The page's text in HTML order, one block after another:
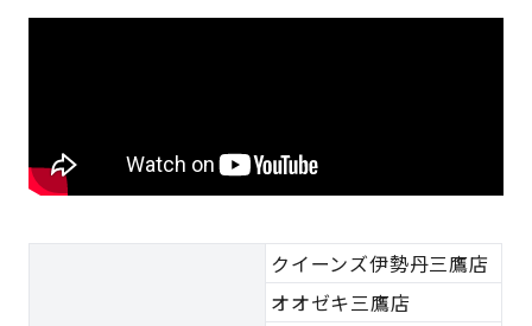
クイーンズ伊勢丹三鷹店
オオゼキ三鷹店